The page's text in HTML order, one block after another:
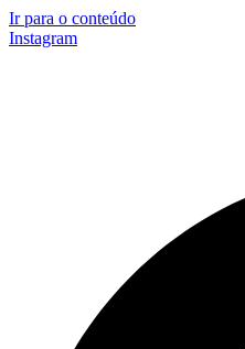
Ir para o conteúdo
Instagram